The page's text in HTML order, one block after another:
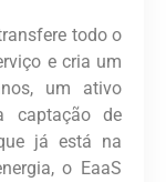
todo o
e cria um
, um ativo
captação de
já está na
o EaaS